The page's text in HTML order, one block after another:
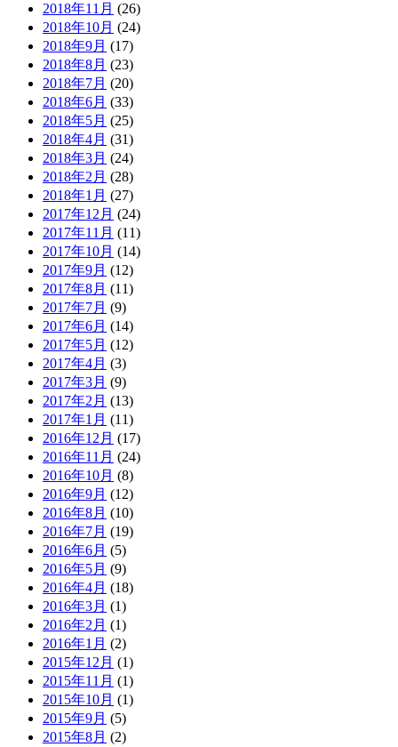
2018年11月 (26)
2018年10月 (24)
2018年9月 (17)
2018年8月 (23)
2018年7月 (20)
2018年6月 (33)
2018年5月 (25)
2018年4月 (31)
2018年3月 (24)
2018年2月 (28)
2018年1月 (27)
2017年12月 (24)
2017年11月 (11)
2017年10月 (14)
2017年9月 (12)
2017年8月 (11)
2017年7月 (9)
2017年6月 (14)
2017年5月 (12)
2017年4月 (3)
2017年3月 (9)
2017年2月 (13)
2017年1月 (11)
2016年12月 (17)
2016年11月 (24)
2016年10月 (8)
2016年9月 (12)
2016年8月 (10)
2016年7月 (19)
2016年6月 (5)
2016年5月 (9)
2016年4月 (18)
2016年3月 (1)
2016年2月 (1)
2016年1月 (2)
2015年12月 (1)
2015年11月 (1)
2015年10月 (1)
2015年9月 (5)
2015年8月 (2)